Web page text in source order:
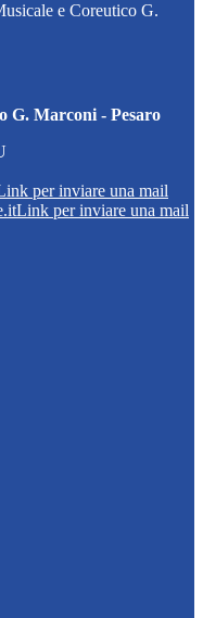
e Coreutico G.
G. Marconi - Pesaro
per inviare una mail
Link per inviare una mail